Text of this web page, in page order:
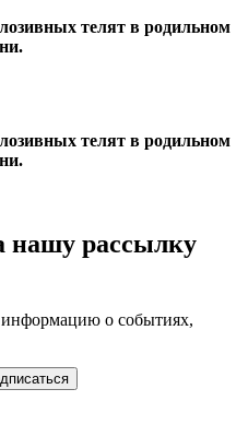
телят в родильном
телят в родильном
нашу рассылку
о событиях,